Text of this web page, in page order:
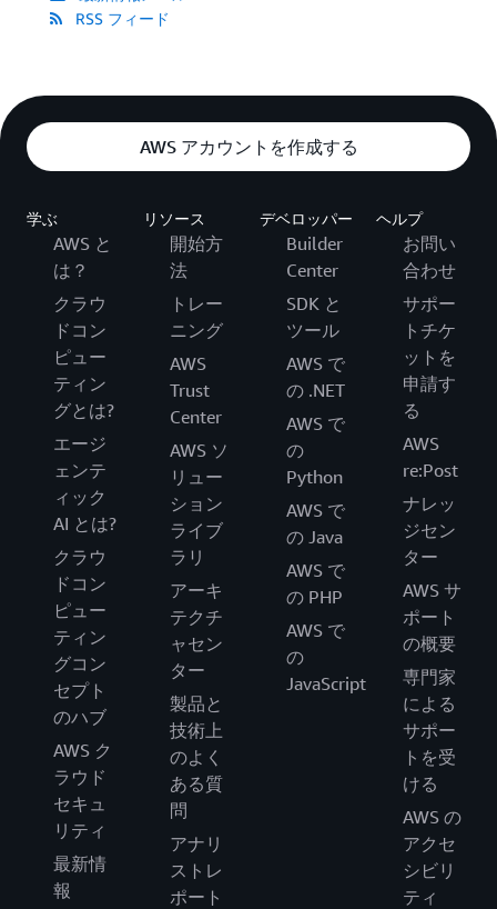
RSS フィード
AWS アカウントを作成する
学ぶ
AWS と
は？
クラウ
ドコン
ピュー
ティン
グとは?
エージ
ェンテ
ィック
AI とは?
クラウ
ドコン
ピュー
ティン
グコン
セプト
のハブ
AWS ク
ラウド
セキュ
リティ
最新情
報
リソース
開始方
法
トレー
ニング
AWS
Trust
Center
AWS ソ
リュー
ション
ライブ
ラリ
アーキ
テクチ
ャセン
ター
製品と
技術上
のよく
ある質
問
アナリ
ストレ
ポート
デベロッパー
Builder
Center
SDK と
ツール
AWS で
の .NET
AWS で
の
Python
AWS で
の Java
AWS で
の PHP
AWS で
の
JavaScript
ヘルプ
お問い
合わせ
サポー
トチケ
ットを
申請す
る
AWS
re:Post
ナレッ
ジセン
ター
AWS サ
ポート
の概要
専門家
による
サポー
トを受
ける
AWS の
アクセ
シビリ
ティ